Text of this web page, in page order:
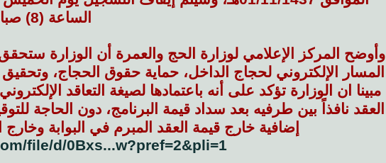
الساعة (8) صباحاً.
وأوضح المركز الإعلامي لوزارة الحج والعمرة أن الوزارة
المسار الإلكتروني لحجاج الداخل، حماية حقوق الحجاج،
مبينا ان الوزارة تؤكد على أنه باعتمادها لصيغة التعاقد
العقد نافذاً بين طرفيه بعد سداد قيمة البرنامج، دون الحاجة
إضافية خارج قيمة العقد المبرم في البوابة
file/d/0Bxs...w?pref=2&pli=1